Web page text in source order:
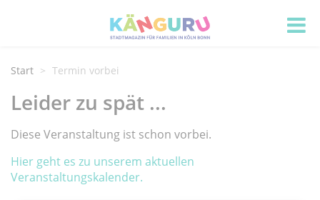
Start Termin vorbei
Leider zu spät ...
Diese Veranstaltung ist schon vorbei.
Hier geht es zu unserem aktuellen
Veranstaltungskalender.